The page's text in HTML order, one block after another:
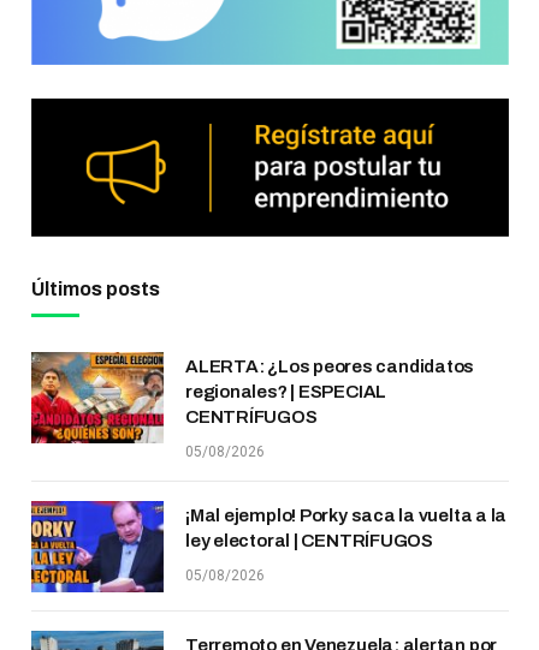
Últimos posts
ALERTA: ¿Los peores candidatos
regionales? | ESPECIAL
CENTRÍFUGOS
05/08/2026
¡Mal ejemplo! Porky saca la vuelta a la
ley electoral | CENTRÍFUGOS
05/08/2026
Terremoto en Venezuela: alertan por